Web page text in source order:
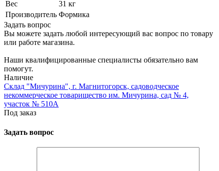
Вес
31 кг
Производитель Формика
Задать вопрос
Вы можете задать любой интересующий вас вопрос по товару
или работе магазина.
Наши квалифицированные специалисты обязательно вам
помогут.
Наличие
Склад "Мичурина", г. Магнитогорск, садоводческое
некоммерческое товарищество им. Мичурина, сад № 4,
участок № 510А
Под заказ
Задать вопрос